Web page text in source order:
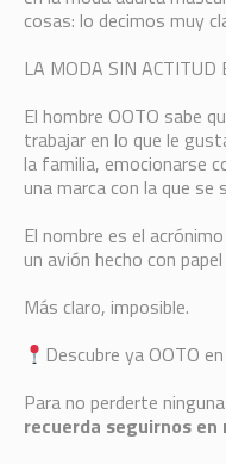
cosas: lo decimos muy
LA MODA SIN ACTITUD
El hombre OOTO sabe
trabajar en lo que le
la familia, emocionarse
una marca con la que
El nombre es el
un avión hecho con
Más claro, imposible.
Descubre ya OOTO
Para no perderte
recuerda seguirnos en